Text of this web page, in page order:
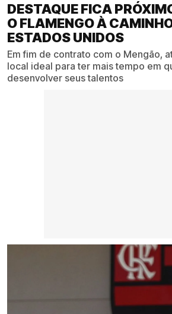
DESTAQUE FICA
O FLAMENGO À
ESTADOS UNIDOS
Em fim de contrato com o Mengão,
local ideal para ter mais tempo em
desenvolver seus talentos